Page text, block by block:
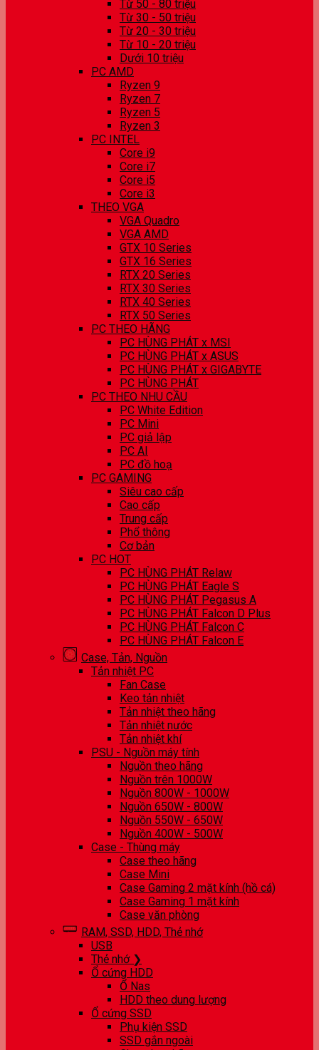
Từ 50 - 80 triệu
Từ 30 - 50 triệu
Từ 20 - 30 triệu
Từ 10 - 20 triệu
Dưới 10 triệu
PC AMD
Ryzen 9
Ryzen 7
Ryzen 5
Ryzen 3
PC INTEL
Core i9
Core i7
Core i5
Core i3
THEO VGA
VGA Quadro
VGA AMD
GTX 10 Series
GTX 16 Series
RTX 20 Series
RTX 30 Series
RTX 40 Series
RTX 50 Series
PC THEO HÃNG
PC HÙNG PHÁT x MSI
PC HÙNG PHÁT x ASUS
PC HÙNG PHÁT x GIGABYTE
PC HÙNG PHÁT
PC THEO NHU CẦU
PC White Edition
PC Mini
PC giả lập
PC AI
PC đồ hoạ
PC GAMING
Siêu cao cấp
Cao cấp
Trung cấp
Phổ thông
Cơ bản
PC HOT
PC HÙNG PHÁT Relaw
PC HÙNG PHÁT Eagle S
PC HÙNG PHÁT Pegasus A
PC HÙNG PHÁT Falcon D Plus
PC HÙNG PHÁT Falcon C
PC HÙNG PHÁT Falcon E
Case, Tản, Nguồn
Tản nhiệt PC
Fan Case
Keo tản nhiệt
Tản nhiệt theo hãng
Tản nhiệt nước
Tản nhiệt khí
PSU - Nguồn máy tính
Nguồn theo hãng
Nguồn trên 1000W
Nguồn 800W - 1000W
Nguồn 650W - 800W
Nguồn 550W - 650W
Nguồn 400W - 500W
Case - Thùng máy
Case theo hãng
Case Mini
Case Gaming 2 mặt kính (hồ cá)
Case Gaming 1 mặt kính
Case văn phòng
RAM, SSD, HDD, Thẻ nhớ
USB
Thẻ nhớ ❯
Ổ cứng HDD
Ổ Nas
HDD theo dung lượng
Ổ cứng SSD
Phụ kiện SSD
SSD gắn ngoài